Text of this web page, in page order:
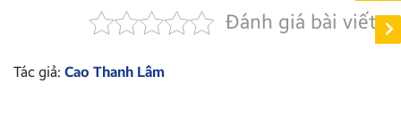
Đánh giá bài viết
Tác giả: Cao Thanh Lâm